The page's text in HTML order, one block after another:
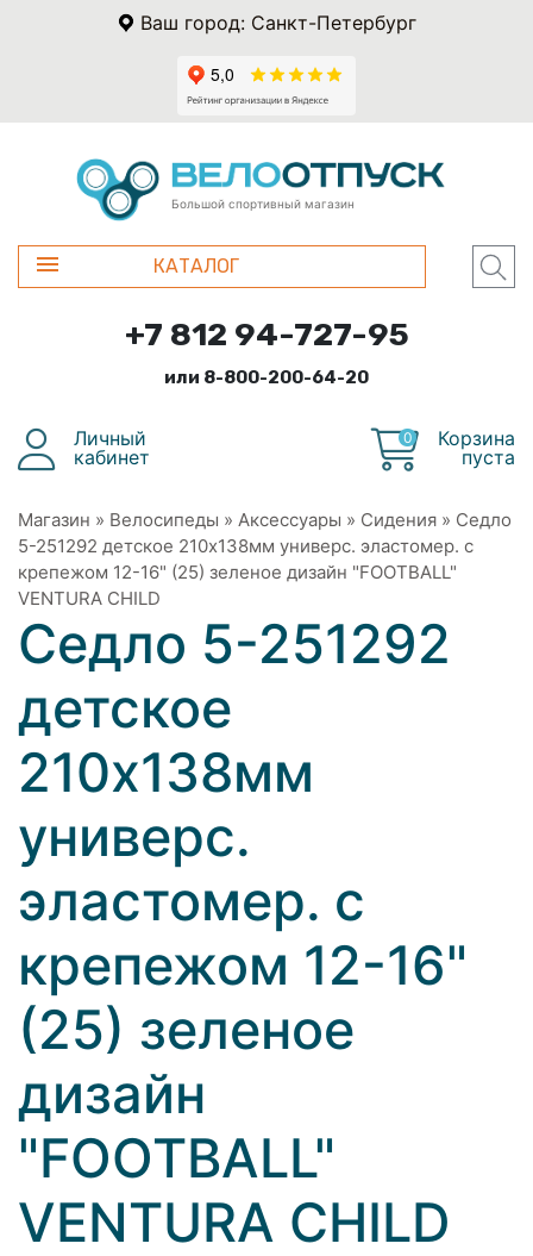
Ваш город: Санкт-Петербург
Большой спортивный магазин
КАТАЛОГ
+7 812 94-727-95
или 8-800-200-64-20
Личный
кабинет
0
Корзина
пуста
Магазин » Велосипеды » Аксессуары » Сидения » Седло
5-251292 детское 210х138мм универс. эластомер. с
крепежом 12-16" (25) зеленое дизайн "FOOTBALL"
VENTURA CHILD
Седло 5-251292
детское
210х138мм
универс.
эластомер. с
крепежом 12-16"
(25) зеленое
дизайн
"FOOTBALL"
VENTURA CHILD